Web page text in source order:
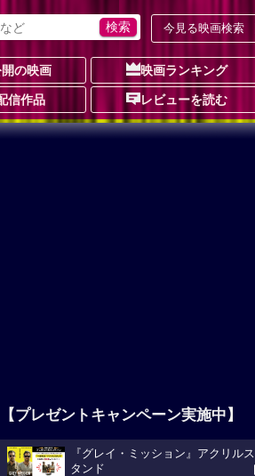
今見る映画検索
の映画 映画ランキング
信作品 レビューを読む
【プレゼントキャンペーン実施中】
『グレイ・ミッション』アクリルス
タンド